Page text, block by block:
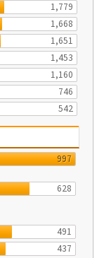
1,779
1,668
1,651
1,453
1,160
746
542
997
628
491
437